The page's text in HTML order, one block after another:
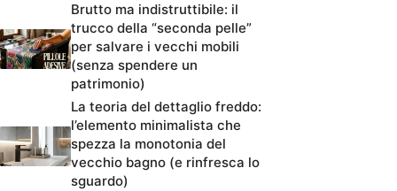
Brutto ma indistruttibile: il
trucco della “seconda pelle”
per salvare i vecchi mobili
(senza spendere un
patrimonio)
La teoria del dettaglio freddo:
l’elemento minimalista che
spezza la monotonia del
vecchio bagno (e rinfresca lo
sguardo)